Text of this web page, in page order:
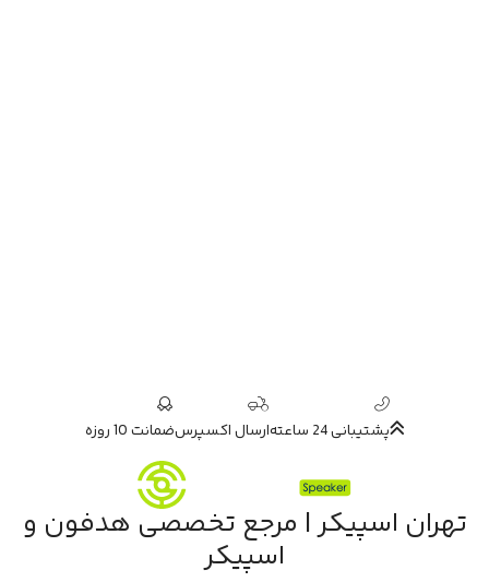
پشتیبانی 24 ساعته ارسال اکسپرسضمانت 10 روزه
تهران اسپیکر | مرجع تخصصی هدفون و
اسپیکر